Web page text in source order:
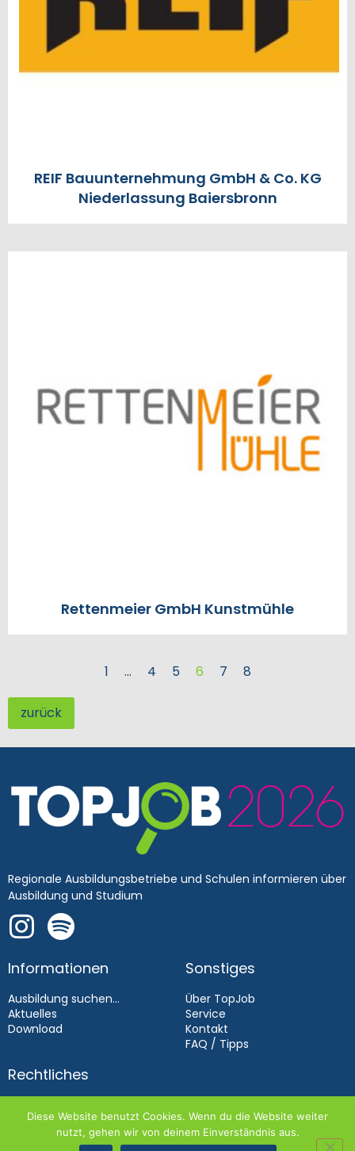
REIF Bauunternehmung GmbH & Co. KG
Niederlassung Baiersbronn
Rettenmeier GmbH Kunstmühle
1 … 4 5 6 7 8
zurück
Regionale Ausbildungsbetriebe und Schulen informieren über
Ausbildung und Studium
Informationen
Ausbildung suchen...
Aktuelles
Download
Sonstiges
Über TopJob
Service
Kontakt
FAQ / Tipps
Rechtliches
Datenschutz
Diese Website benutzt Cookies. Wenn du die Website weiter
nutzt, gehen wir von deinem Einverständnis aus.